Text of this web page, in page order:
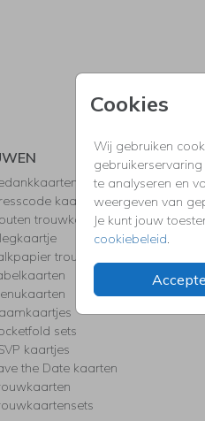
Cookies
Wij gebruiken
te analyseren en
weergeven van
Je kunt jouw
cookiebeleid
kaartjes
trouwkaarten
trouwkaarten
sets
kaartjes
the Date kaarten